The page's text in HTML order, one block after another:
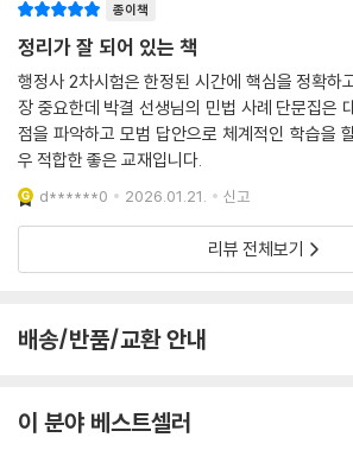
종이책
정리가 잘 되어 있는 책
행정사 2차시험은 한정된 시간에 핵심을 정확하
장 중요한데 박결 선생님의 민법 사례 단문집은
점을 파악하고 모범 답안으로 체계적인 학습을
우 적합한 좋은 교재입니다.
d******0 2026.01.21. 신고
리뷰 전체보기
배송/반품/교환 안내
이 분야 베스트셀러